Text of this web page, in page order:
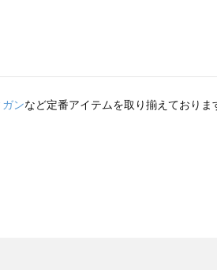
ンなど定番アイテムを取り揃えておりま